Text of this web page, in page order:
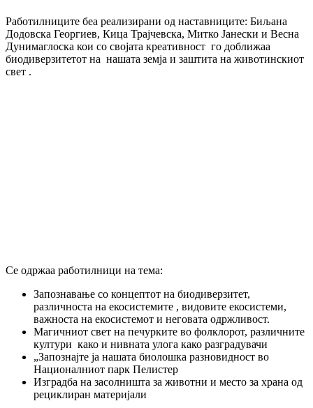
Работилниците беа реализирани од наставниците: Биљана
Додовска Георгиев, Кица Трајчевска, Митко Јанески и Весна
Дунимаглоска кои со својата креативност го доближаа
биодиверзитетот на нашата земја и заштита на животинскиот
свет .
Се одржаа работилници на тема:
Запознавање со концептот на биодиверзитет,
различноста на екосистемите , видовите екосистеми,
важноста на екосистемот и неговата одржливост.
Магичниот свет на печурките во фолклорот, различните
култури како и нивната улога како разградувачи
„Запознајте ја нашата биолошка разновидност во
Националниот парк Пелистер
Изградба на засолништа за животни и место за храна од
рециклиран материјали